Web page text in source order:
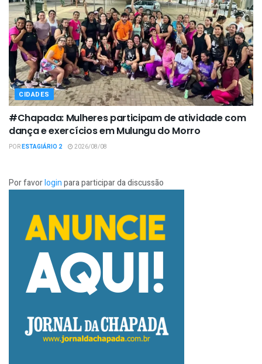
CIDADES
#Chapada: Mulheres participam de atividade com
dança e exercícios em Mulungu do Morro
PORESTAGIÁRIO 2 2026/08/08
Por favorloginpara participar da discussão